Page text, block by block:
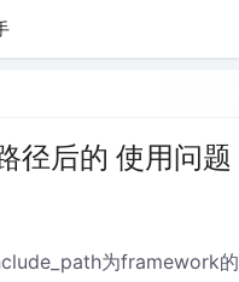
后的 使用问题
为framework的